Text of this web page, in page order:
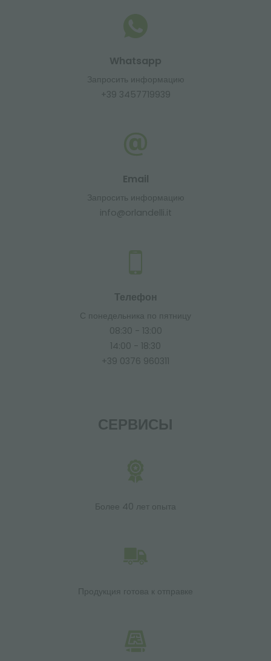
Whatsapp
Запросить информацию
+39 3457719939
Email
Запросить информацию
info@orlandelli.it
Телефон
С понедельника по пятницу
08:30 - 13:00
14:00 - 18:30
+39 0376 960311
СЕРВИСЫ
Более 40 лет опыта
Продукция готова к отправке